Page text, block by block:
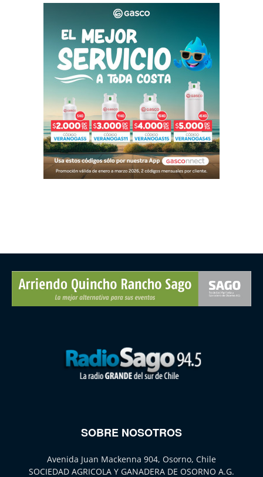
SOBRE NOSOTROS
Avenida Juan Mackenna 904, Osorno, Chile
SOCIEDAD AGRICOLA Y GANADERA DE OSORNO A.G.